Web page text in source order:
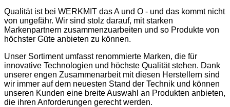
Qualität ist bei WERKMIT das A und O - und das kommt nicht
von ungefähr. Wir sind stolz darauf, mit starken
Markenpartnern zusammenzuarbeiten und so Produkte von
höchster Güte anbieten zu können.
Unser Sortiment umfasst renommierte Marken, die für
innovative Technologien und höchste Qualität stehen. Dank
unserer engen Zusammenarbeit mit diesen Herstellern sind
wir immer auf dem neuesten Stand der Technik und können
unseren Kunden eine breite Auswahl an Produkten anbieten,
die ihren Anforderungen gerecht werden.